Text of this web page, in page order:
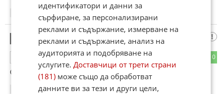
Хаха
0
ОТГОВОР
Отборът на Африка 1 победи Африка 2
17.06.2026
идентификатори и данни за
сърфиране, за персонализирани
реклами и съдържание, измерване на
реклами и съдържание, анализ на
аудиторията и подобряване на
услугите.Доставчици от трети страни
(181) може също да обработват
данните ви за тези и други цели,